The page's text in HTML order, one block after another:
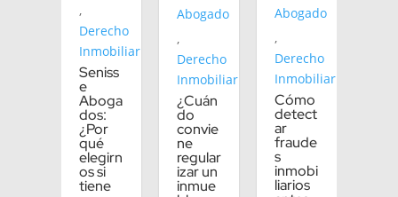
,
Derecho
Inmobiliario
Seniss
e
Aboga
dos:
¿Por
qué
elegirn
os si
tiene
Abogado
,
Derecho
Inmobiliario
¿Cuán
do
convie
ne
regular
izar un
inmue
Abogado
,
Derecho
Inmobiliario
Cómo
detect
ar
fraude
s
inmobi
liarios